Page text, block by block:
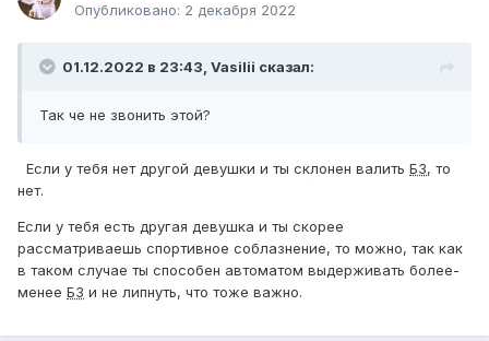
Опубликовано: 2 декабря 2022
01.12.2022 в 23:43, Vasilii сказал:
Так че не звонить этой?
Если у тебя нет другой девушки и ты склонен валить БЗ, то
нет.
Если у тебя есть другая девушка и ты скорее
рассматриваешь спортивное соблазнение, то можно, так как
в таком случае ты способен автоматом выдерживать более-
менее БЗ и не липнуть, что тоже важно.